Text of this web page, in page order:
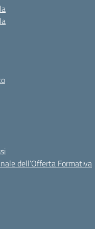
dell’Offerta Formativa